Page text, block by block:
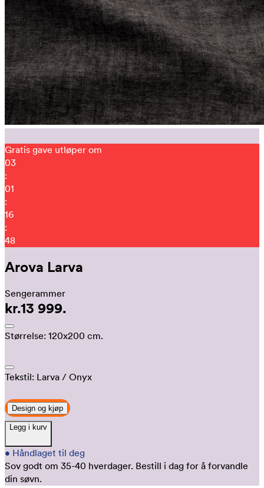
Gratis gave utløper om
03
:
01
:
16
:
34
Arova Larva
Sengerammer
kr.13 999.
Størrelse: 120x200 cm.
Tekstil: Larva / Onyx
Design og kjøp
Legg i kurv
• Håndlaget til deg
Sov godt om 35-40 hverdager. Bestill i dag for å forvandle
din søvn.